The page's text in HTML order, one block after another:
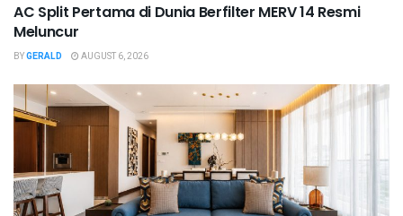
AC Split Pertama di Dunia Berfilter MERV 14 Resmi
Meluncur
BYGERALD AUGUST 6, 2026